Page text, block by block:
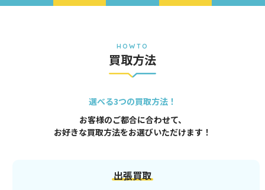
HOWTO
買取方法
選べる3つの買取方法！
お客様のご都合に合わせて、
お好きな買取方法をお選びいただけます！
出張買取